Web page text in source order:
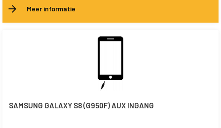
Meer informatie
SAMSUNG GALAXY S8 (G950F) AUX INGANG